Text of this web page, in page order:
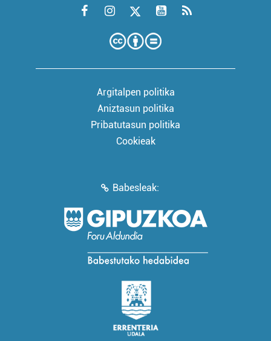
Argitalpen politika
Aniztasun politika
Pribatutasun politika
Cookieak
Babesleak: